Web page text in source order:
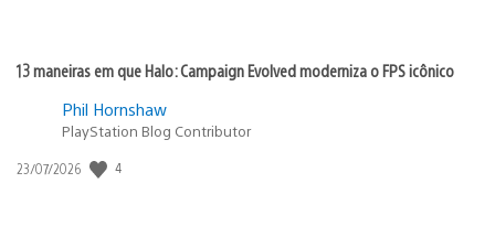
13 maneiras em que Halo: Campaign Evolved moderniza o FPS icônico
Phil Hornshaw
PlayStation Blog Contributor
Data
23/07/2026 4